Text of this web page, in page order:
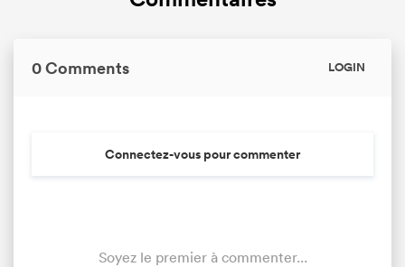
0 Comments LOGIN
Connectez-vous pour commenter
Soyez le premier à commenter...